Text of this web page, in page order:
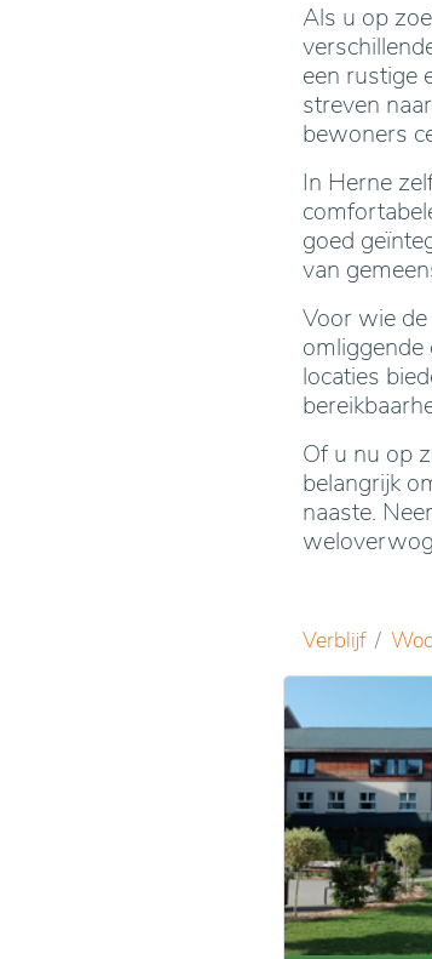
Als u op
een rustige
streven
bewoners
In Herne
goed
van
Voor wie
omliggende
locaties
Of u nu op
belangrijk
naaste.
Verblijf